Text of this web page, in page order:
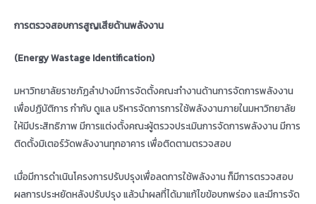
การตรวจสอบการสูญเสียด้านพลังงาน
(Energy Wastage Identification)
มหาวิทยาลัยราชภัฏลำปางมีการจัดตั้งคณะทำงานด้านการจัดการพลังงาน
เพื่อปฏิบัติการ กำกับ ดูแล บริหารจัดการการใช้พลังงานภายในมหาวิทยาลัย
ให้มีประสิทธิภาพ มีการแต่งตั้งคณะผู้ตรวจประเมินการจัดการพลังงาน มีการ
ติดตั้งมิเตอร์วัดพลังงานทุกอาคาร เพื่อติดตามตรวจสอบ
เมื่อมีการดำเนินโครงการปรับปรุงเพื่อลดการใช้พลังงาน ก็มีการตรวจสอบ
ผลการประหยัดหลังปรับปรุง แล้วนำผลที่ได้มาแก้ไขข้อบกพร่อง และมีการจัด